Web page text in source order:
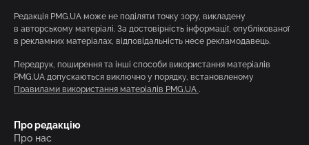
Редакція PMG.UA може не поділяти точку зору, викладену
в авторському матеріалі. За достовірність інформації, опублікованої
в рекламних матеріалах, відповідальність несе рекламодавець.
Передрук, поширення та інші способи використання матеріалів
PMG.UA допускаються виключно у порядку, встановленому
Правилами використання матеріалів PMG.UA .
Про редакцію
Про нас